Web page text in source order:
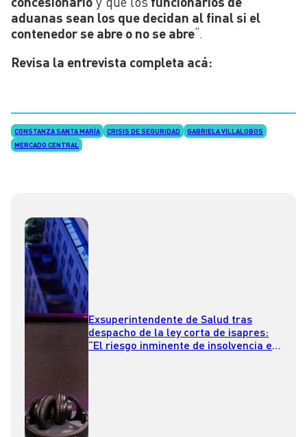
aduanas sean los que decidan al final si el
contenedor se abre o no se abre“.
Revisa la entrevista completa acá:
CONSTANZA SANTA MARÍA CRISIS DE SEGURIDAD
GABRIELA VILLALOBOS
MERCADO CENTRAL
Exsuperintendente de Salud tras
despacho de la ley corta de isapres:
“El riesgo inminente de insolvencia es